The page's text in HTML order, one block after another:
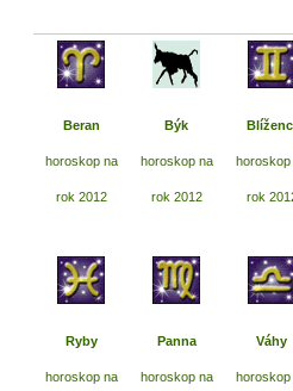
Beran
horoskop na
rok 2012
Býk
horoskop na
rok 2012
horoskop
rok
Ryby
horoskop na
Panna
horoskop na
Váhy
horoskop